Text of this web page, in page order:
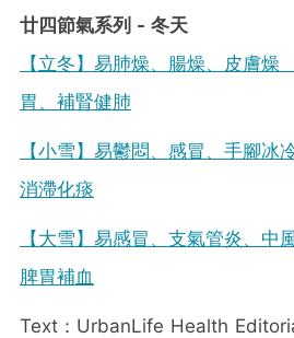
廿四節氣系列 - 冬天
【立冬】易肺燥、腸燥、皮膚
胃、補腎健肺
【小雪】易鬱悶、感冒、手腳
消滯化痰
【大雪】易感冒、支氣管炎、
脾胃補血
Text：UrbanLife Health